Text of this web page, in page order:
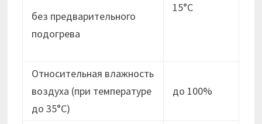
без предварительного
подогрева
15°C
Относительная влажность
воздуха (при температуре
до 35°С)
до 100%